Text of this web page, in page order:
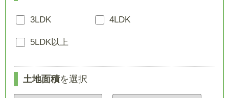
3LDK 4LDK
5LDK以上
土地面積を選択